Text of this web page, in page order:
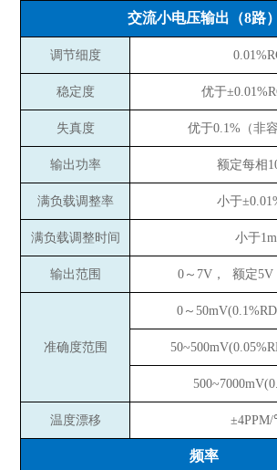
交流小电压输出（8路）
调节细度
稳定度 优于
失真度 优于0.1%（非
输出功率 额定每相
满负载调整率 小于
满负载调整时间 小于
输出范围 0～7V， 额定5V
准确度范围
0～
温度漂移
频率